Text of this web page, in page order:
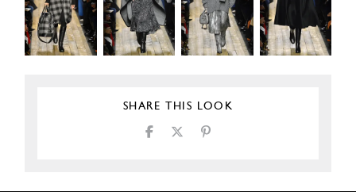
SHARE THIS LOOK